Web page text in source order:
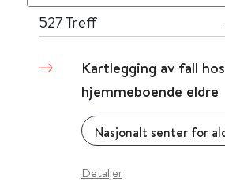
527Treff
Kartlegging av fall hos
hjemmeboende eldre
Detaljer